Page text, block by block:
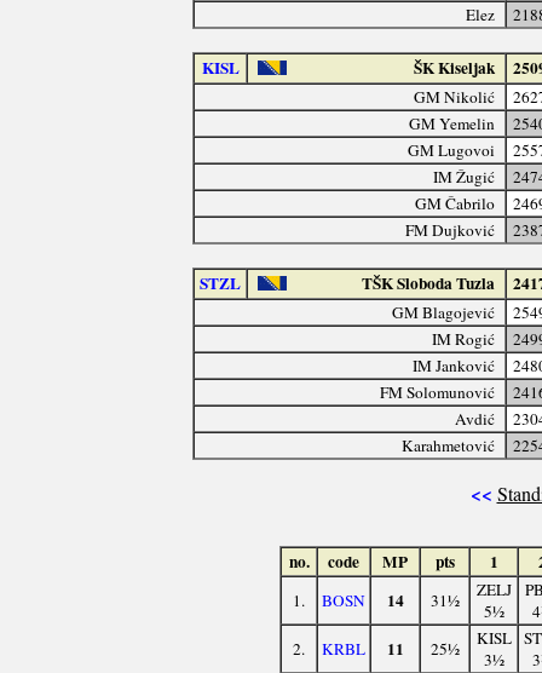
Elez
KISL ŠK Kiseljak
GM Nikolić
GM Yemelin
GM Lugovoi
IM Žugić
GM Čabrilo
FM Dujković
STZL TŠK Sloboda Tuzla
GM Blagojević
IM Rogić
IM Janković
FM Solomunović
Avdić
Karahmetović
<<
no. code MP pts 1
1. BOSN 14 31½
ZELJ
5½
2.
KRBL 11 25½
KISL
3½